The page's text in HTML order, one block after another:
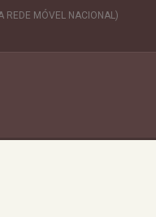
REDE MÓVEL NACIONAL)